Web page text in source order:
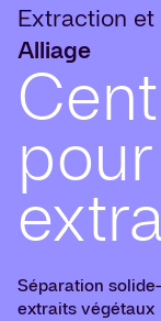
Extraction
Alliage
pour
Séparation
extraits végétaux